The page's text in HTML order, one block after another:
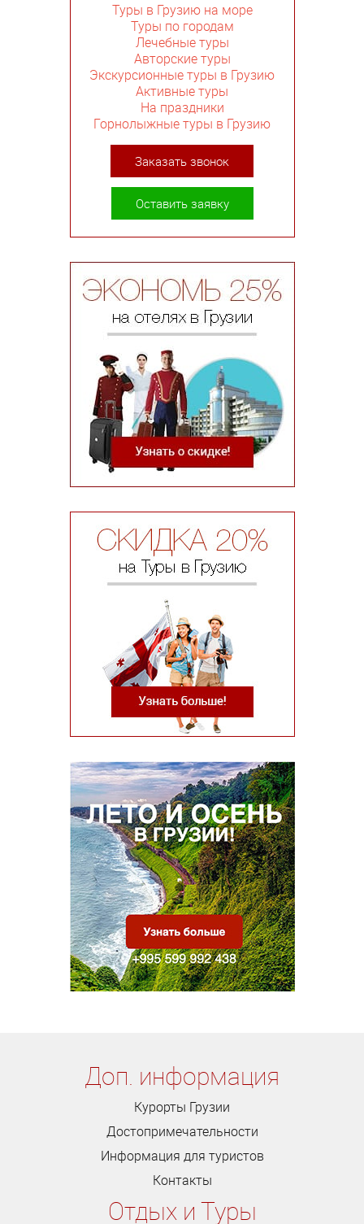
Туры в Грузию на море
Туры по городам
Лечебные туры
Авторские туры
Экскурсионные туры в Грузию
Активные туры
На праздники
Горнолыжные туры в Грузию
Заказать звонок
Оставить заявку
Доп. информация
Курорты Грузии
Достопримечательности
Информация для туристов
Контакты
Отдых и Туры